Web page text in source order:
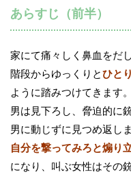
あらすじ（前半）
家にて痛々しく鼻血をだ
階段からゆっくりとひと
ように踏みつけてきます
男は見下ろし、脅迫的に
男に動じずに見つめ返し
自分を撃ってみろと煽り
になり、叫ぶ女性はその